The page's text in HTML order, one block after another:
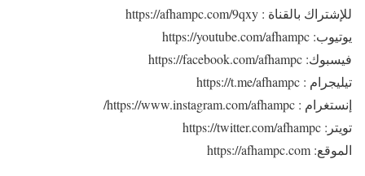
للإشتراك بالقناة : https://afhampc.com/9qxy
يوتيوب: https://youtube.com/afhampc
فيسبوك: https://facebook.com/afhampc
تيليجرام : https://t.me/afhampc
إنستغرام : https://www.instagram.com/afhampc/
تويتر: https://twitter.com/afhampc
الموقع: https://afhampc.com